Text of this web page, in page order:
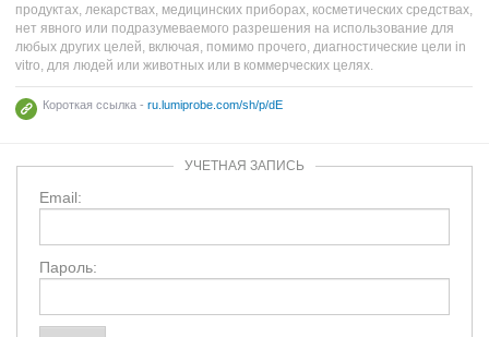
продуктах, лекарствах, медицинских приборах, косметических средствах,
нет явного или подразумеваемого разрешения на использование для
любых других целей, включая, помимо прочего, диагностические цели in
vitro, для людей или животных или в коммерческих целях.
Короткая ссылка - ru.lumiprobe.com/sh/p/dE
УЧЕТНАЯ ЗАПИСЬ
Email:
Пароль: